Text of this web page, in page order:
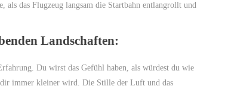
als das Flugzeug langsam die Startbahn entlangrollt und
Landschaften:
Du wirst das Gefühl haben, als würdest du wie
immer kleiner wird. Die Stille der Luft und das